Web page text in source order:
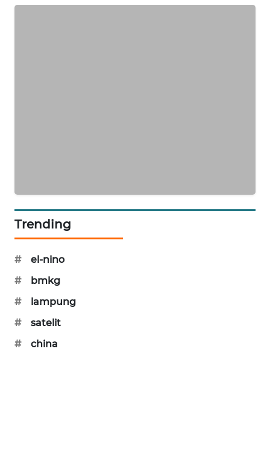
Trending
#
el-nino
#
bmkg
#
lampung
#
satelit
#
china
KONSUMEN
ALPERKLINAS
FORJASIDA
TAMBANG